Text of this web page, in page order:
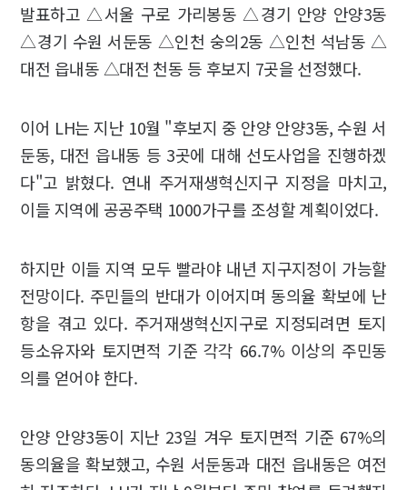
발표하고 △서울 구로 가리봉동 △경기 안양 안양3동
△경기 수원 서둔동 △인천 숭의2동 △인천 석남동 △
대전 읍내동 △대전 천동 등 후보지 7곳을 선정했다.
이어 LH는 지난 10월 "후보지 중 안양 안양3동, 수원 서
둔동, 대전 읍내동 등 3곳에 대해 선도사업을 진행하겠
다"고 밝혔다. 연내 주거재생혁신지구 지정을 마치고,
이들 지역에 공공주택 1000가구를 조성할 계획이었다.
하지만 이들 지역 모두 빨라야 내년 지구지정이 가능할
전망이다. 주민들의 반대가 이어지며 동의율 확보에 난
항을 겪고 있다. 주거재생혁신지구로 지정되려면 토지
등소유자와 토지면적 기준 각각 66.7% 이상의 주민동
의를 얻어야 한다.
안양 안양3동이 지난 23일 겨우 토지면적 기준 67%의
동의율을 확보했고, 수원 서둔동과 대전 읍내동은 여전